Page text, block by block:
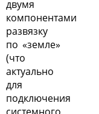
двумя
компонентами
развязку
по «земле»
(что
актуально
для
подключения